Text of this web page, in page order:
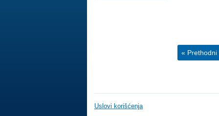
« Prethodni
Uslovi korišćenja